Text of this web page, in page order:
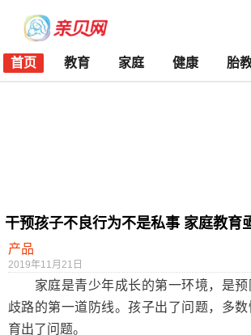
首页 教育 家庭 健康 胎
干预孩子不良行为不是私事 家庭教育
产品
2019年11月21日
家庭是青少年成长的第一环境，是预
歧路的第一道防线。孩子出了问题，多
育出了问题。